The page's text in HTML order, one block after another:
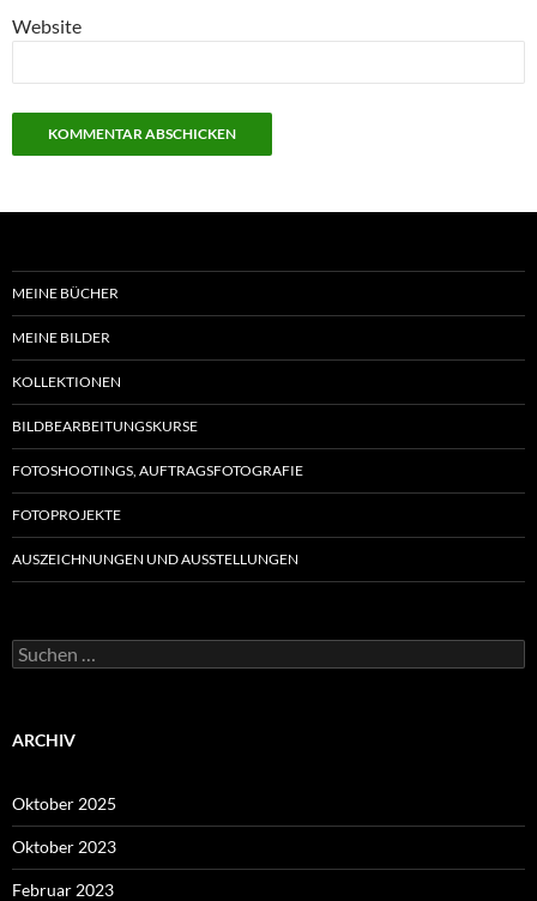
Website
MEINE BÜCHER
MEINE BILDER
KOLLEKTIONEN
BILDBEARBEITUNGSKURSE
FOTOSHOOTINGS, AUFTRAGSFOTOGRAFIE
FOTOPROJEKTE
AUSZEICHNUNGEN UND AUSSTELLUNGEN
Suche
nach:
ARCHIV
Oktober 2025
Oktober 2023
Februar 2023